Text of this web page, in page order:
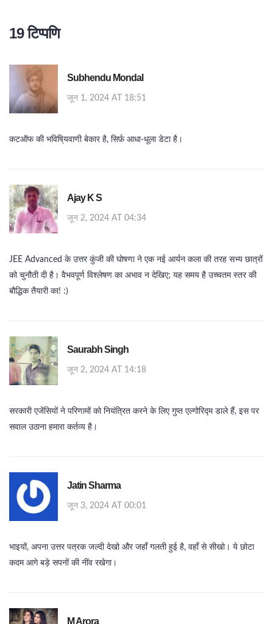
19 टिप्पणि
Subhendu Mondal
जून 1, 2024 AT 18:51
कटऑफ की भविषि्यवाणी बेकार है, सिर्फ़ आधा‑धूला डेटा है।
Ajay K S
जून 2, 2024 AT 04:34
JEE Advanced के उत्तर कुंजी की घोषणा ने एक नई आर्यन कला की तरह सभ्य छात्रों
को चुनौती दी है। वैभवपूर्ण विश्लेषण का अभाव न देखिए; यह समय है उच्चतम स्तर की
बौद्धिक तैयारी का! :)
Saurabh Singh
जून 2, 2024 AT 14:18
सरकारी एजेंसियों ने परिणामों को नियंत्रित करने के लिए गुप्त एल्गोरिद्म डाले हैं, इस पर
सवाल उठाना हमारा कर्तव्य है।
Jatin Sharma
जून 3, 2024 AT 00:01
भाइयों, अपना उत्तर पत्रक जल्दी देखो और जहाँ गलती हुई है, वहाँ से सीखो। ये छोटा
कदम आगे बड़े सपनों की नींव रखेगा।
M Arora